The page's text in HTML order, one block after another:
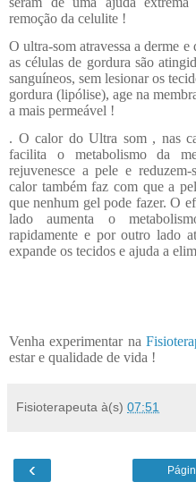
remoção da celulite !
O ultra-som atravessa a derme e
as células de gordura são
sanguíneos, sem lesionar os
gordura (lipólise), age na
a mais permeável !
. O calor do Ultra som , nas
facilita o metabolismo da
rejuvenesce a pele e
calor também faz com que a
que nenhum gel pode fazer. O
lado aumenta o
rapidamente e por outro lado
expande os tecidos e ajuda a
Venha experimentar na
estar e qualidade de vida !
Fisioterapeuta à(s) 07:51
‹